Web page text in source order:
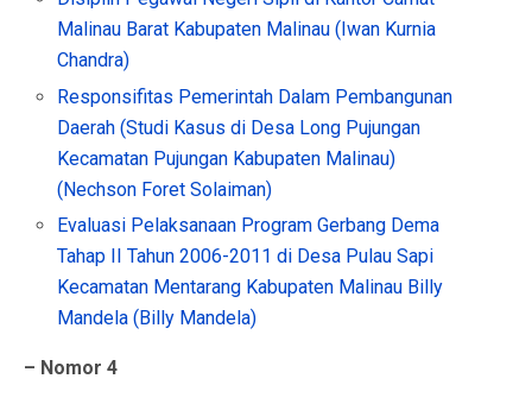
Malinau Barat Kabupaten Malinau (Iwan Kurnia
Chandra)
Responsifitas Pemerintah Dalam Pembangunan
Daerah (Studi Kasus di Desa Long Pujungan
Kecamatan Pujungan Kabupaten Malinau)
(Nechson Foret Solaiman)
Evaluasi Pelaksanaan Program Gerbang Dema
Tahap II Tahun 2006-2011 di Desa Pulau Sapi
Kecamatan Mentarang Kabupaten Malinau Billy
Mandela (Billy Mandela)
– Nomor 4